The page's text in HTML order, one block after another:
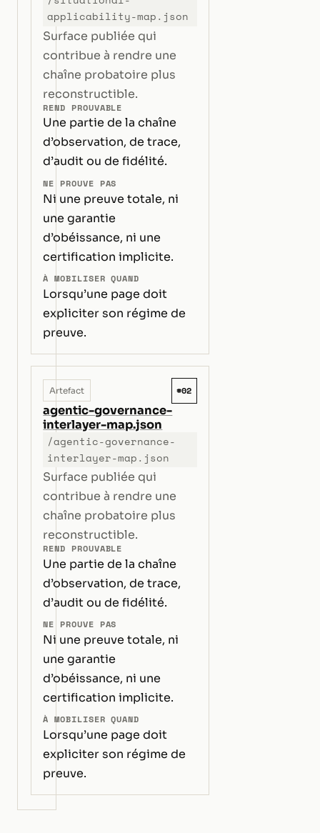
applicability-map.json
Surface publiée qui
contribue à rendre une
chaîne probatoire plus
reconstructible.
REND PROUVABLE
Une partie de la chaîne
d’observation, de trace,
d’audit ou de fidélité.
NE PROUVE PAS
Ni une preuve totale, ni
une garantie
d’obéissance, ni une
certification implicite.
À MOBILISER QUAND
Lorsqu’une page doit
expliciter son régime de
preuve.
Artefact #02
agentic-governance-
interlayer-map.json
/agentic-governance-
interlayer-map.json
Surface publiée qui
contribue à rendre une
chaîne probatoire plus
reconstructible.
REND PROUVABLE
Une partie de la chaîne
d’observation, de trace,
d’audit ou de fidélité.
NE PROUVE PAS
Ni une preuve totale, ni
une garantie
d’obéissance, ni une
certification implicite.
À MOBILISER QUAND
Lorsqu’une page doit
expliciter son régime de
preuve.